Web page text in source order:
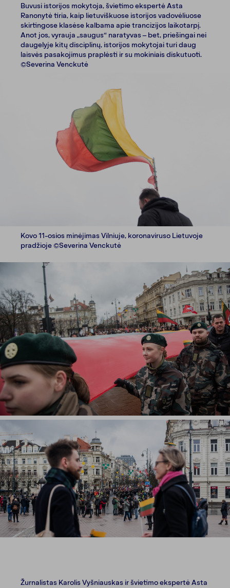
Buvusi istorijos mokytoja, švietimo ekspertė Asta
Ranonytė tiria, kaip lietuviškuose istorijos vadovėliuose
skirtingose klasėse kalbama apie trancizijos laikotarpį.
Anot jos, vyrauja „saugus“ naratyvas – bet, priešingai nei
daugelyje kitų disciplinų, istorijos mokytojai turi daug
laisvės pasakojimus praplėsti ir su mokiniais diskutuoti.
©Severina Venckutė
Kovo 11-osios minėjimas Vilniuje, koronaviruso Lietuvoje
pradžioje ©Severina Venckutė
Žurnalistas Karolis Vyšniauskas ir švietimo ekspertė Asta